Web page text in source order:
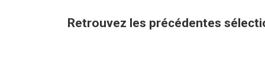
Retrouvez les précédentes